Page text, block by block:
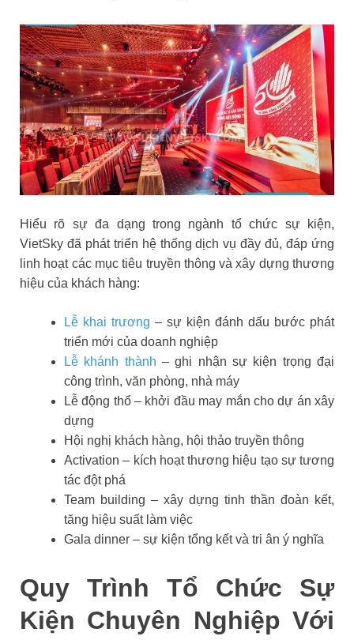
Hiểu rõ sự đa dạng trong ngành tổ chức sự kiện,
VietSky đã phát triển hệ thống dịch vụ đầy đủ, đáp ứng
linh hoạt các mục tiêu truyền thông và xây dựng thương
hiệu của khách hàng:
Lễ khai trương – sự kiện đánh dấu bước phát
triển mới của doanh nghiệp
Lễ khánh thành – ghi nhận sự kiện trọng đại
công trình, văn phòng, nhà máy
Lễ động thổ – khởi đầu may mắn cho dự án xây
dựng
Hội nghị khách hàng, hội thảo truyền thông
Activation – kích hoạt thương hiệu tạo sự tương
tác đột phá
Team building – xây dựng tinh thần đoàn kết,
tăng hiệu suất làm việc
Gala dinner – sự kiện tổng kết và tri ân ý nghĩa
Quy Trình Tổ Chức Sự
Kiện Chuyên Nghiệp Với